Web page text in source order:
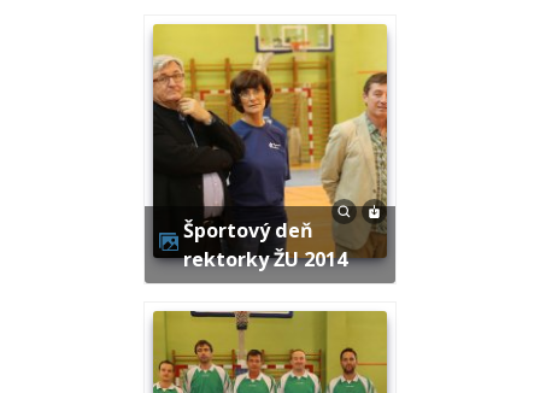
Športový deň
rektorky ŽU 2014